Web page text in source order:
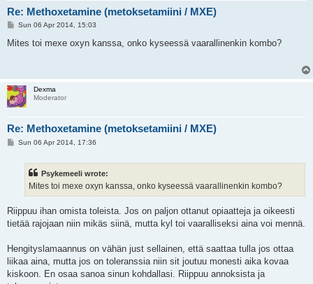
Re: Methoxetamine (metoksetamiini / MXE)
P
s
Sun 06 Apr 2014, 15:03
Mites toi mexe oxyn kanssa, onko kyseessä vaarallinenkin kombo?
Dexma
Moderator
Re: Methoxetamine (metoksetamiini / MXE)
PSun 06 Apr 2014, 17:36
Psykemeeli wrote:
Mites toi mexe oxyn kanssa, onko kyseessä vaarallinenkin kombo?
Riippuu ihan omista toleista. Jos on paljon ottanut opiaatteja ja oikeesti
tietää rajojaan niin mikäs siinä, mutta kyl toi vaaralliseksi aina voi mennä.
Hengityslamaannus on vähän just sellainen, että saattaa tulla jos ottaa
liikaa aina, mutta jos on toleranssia niin sit joutuu monesti aika kovaa
kiskoon. En osaa sanoa sinun kohdallasi. Riippuu annoksista ja